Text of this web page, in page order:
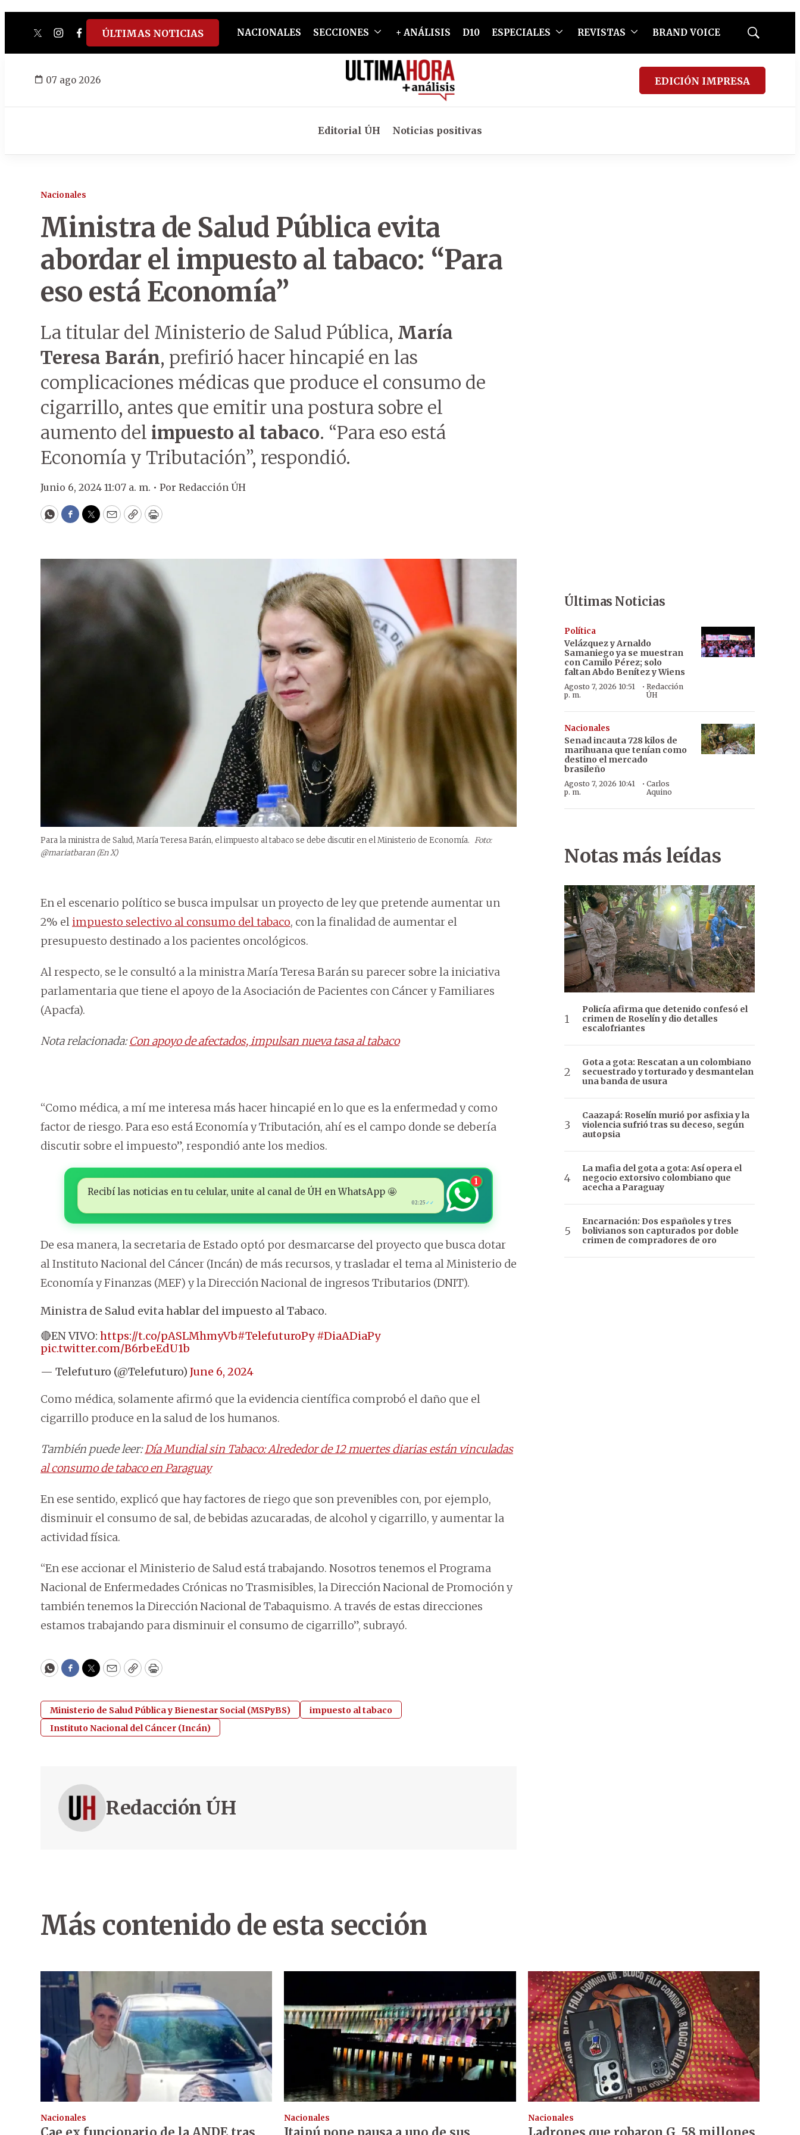
twitterinstagram
facebook
tiktokyoutube
spotify
ÚLTIMAS NOTICIAS NACIONALES SECCIONES + ANÁLISIS D10 ESPECIALES REVISTAS BRAND VOICE
Mostrar
07 ago 2026 EDICIÓN IMPRESA
Editorial ÚH Noticias positivas
Nacionales
Ministra de Salud Pública evita
abordar el impuesto al tabaco: “Para
eso está Economía”
La titular del Ministerio de Salud Pública, María
Teresa Barán, prefirió hacer hincapié en las
complicaciones médicas que produce el consumo de
cigarrillo, antes que emitir una postura sobre el
aumento del impuesto al tabaco. “Para eso está
Economía y Tributación”, respondió.
Junio 6, 2024 11:07 a. m. • Por Redacción ÚH
WhatsApp
Facebook
Twitter
EmailCopyPrint
Para la ministra de Salud, María Teresa Barán, el impuesto al tabaco se debe discutir en el Ministerio de Economía. Foto:
@mariatbaran (En X)
En el escenario político se busca impulsar un proyecto de ley que pretende aumentar un
2% elimpuesto selectivo al consumo del tabaco, con la finalidad de aumentar el
presupuesto destinado a los pacientes oncológicos.
Al respecto, se le consultó a la ministra María Teresa Barán su parecer sobre la iniciativa
parlamentaria que tiene el apoyo de la Asociación de Pacientes con Cáncer y Familiares
(Apacfa).
Nota relacionada:Con apoyo de afectados, impulsan nueva tasa al tabaco
“Como médica, a mí me interesa más hacer hincapié en lo que es la enfermedad y como
factor de riesgo. Para eso está Economía y Tributación, ahí es el campo donde se debería
discutir sobre el impuesto”, respondió ante los medios.
Recibí las noticias en tu celular, unite al canal de ÚH en WhatsApp 🤩
02:25 ✓✓
1
De esa manera, la secretaria de Estado optó por desmarcarse del proyecto que busca dotar
al Instituto Nacional del Cáncer (Incán) de más recursos, y trasladar el tema al Ministerio de
Economía y Finanzas (MEF) y la Dirección Nacional de ingresos Tributarios (DNIT).
Ministra de Salud evita hablar del impuesto al Tabaco.
🔴EN VIVO: https://t.co/pASLMhmyVb#TelefuturoPy #DiaADiaPy
pic.twitter.com/B6rbeEdU1b
— Telefuturo (@Telefuturo) June 6, 2024
Como médica, solamente afirmó que la evidencia científica comprobó el daño que el
cigarrillo produce en la salud de los humanos.
También puede leer:Día Mundial sin Tabaco: Alrededor de 12 muertes diarias están vinculadas
al consumo de tabaco en Paraguay
En ese sentido, explicó que hay factores de riego que son prevenibles con, por ejemplo,
disminuir el consumo de sal, de bebidas azucaradas, de alcohol y cigarrillo, y aumentar la
actividad física.
“En ese accionar el Ministerio de Salud está trabajando. Nosotros tenemos el Programa
Nacional de Enfermedades Crónicas no Trasmisibles, la Dirección Nacional de Promoción y
también tenemos la Dirección Nacional de Tabaquismo. A través de estas direcciones
estamos trabajando para disminuir el consumo de cigarrillo”, subrayó.
WhatsApp
Facebook
Twitter
EmailCopyPrint
Ministerio de Salud Pública y Bienestar Social (MSPyBS)
impuesto al tabaco
Instituto Nacional del Cáncer (Incán)
Redacción ÚH
Últimas Noticias
Política
Velázquez y Arnaldo
Samaniego ya se muestran
con Camilo Pérez; solo
faltan Abdo Benítez y Wiens
Agosto 7, 2026 10:51
p. m.
·Redacción
ÚH
Nacionales
Senad incauta 728 kilos de
marihuana que tenían como
destino el mercado
brasileño
Agosto 7, 2026 10:41
p. m.
· Carlos
Aquino
Notas más leídas
Policía afirma que detenido confesó el
crimen de Roselín y dio detalles
escalofriantes
Gota a gota: Rescatan a un colombiano
secuestrado y torturado y desmantelan
una banda de usura
Caazapá: Roselín murió por asfixia y la
violencia sufrió tras su deceso, según
autopsia
La mafia del gota a gota: Así opera el
negocio extorsivo colombiano que
acecha a Paraguay
Encarnación: Dos españoles y tres
bolivianos son capturados por doble
crimen de compradores de oro
Más contenido de esta sección
Nacionales Nacionales Nacionales